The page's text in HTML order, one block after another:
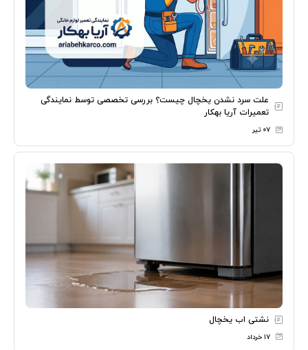
علت سرد نشدن یخچال چیست؟ بررسی تخصصی توسط نمایندگی
تعمیرات آریا بهکار
۰۷ تیر
نشتی اب یخچال
۱۷ خرداد